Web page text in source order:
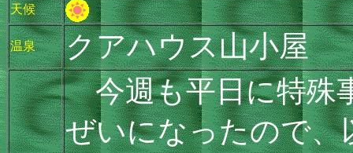
天候
温泉 クアハウス山小屋
今週も平日に特殊
ぜいになったので、